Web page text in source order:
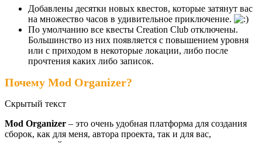
Добавлены десятки новых квестов, которые затянут вас
на множество часов в удивительное приключение.
По умолчанию все квесты Creation Club отключены.
Большинство из них появляется с повышением уровня
или с приходом в некоторые локации, либо после
прочтения каких либо записок.
Почему Мod Organizer?
Скрытый текст
Мod Organizer – это очень удобная платформа для создания
сборок, как для меня, автора проекта, так и для вас,